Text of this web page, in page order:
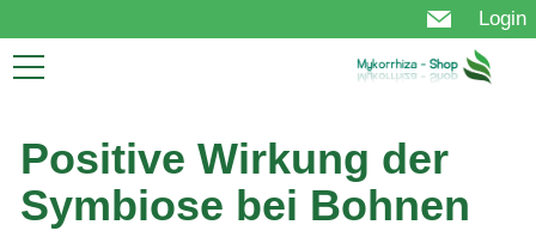
Login
Mykorrhiza
Nutzen
Technologie
Produkt
Positive Wirkung der
Symbiose bei Bohnen